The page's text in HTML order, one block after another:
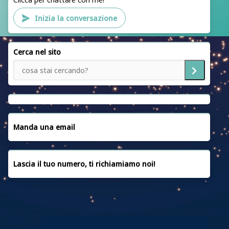
CAF ACLI ROMA
PATRONATO ACLI ROMA
SEDI
SERVIZI
NOTIZIE
EMERGENZA UCRAINA
CONVENZIONI
CONTATTACI
PRIVACY POLICY
Inizia la conversazione
Cerca nel sito
Manda una email
Lascia il tuo numero, ti richiamiamo noi!